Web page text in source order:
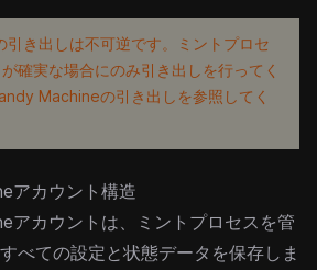
き出しは不可逆です。ミントプロセ
確実な場合にのみ引き出しを行ってく
Machineの引き出し を参照してく
アカウント構造
アカウントは、ミントプロセスを管
べての設定と状態データを保存しま